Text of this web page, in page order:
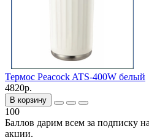
Термос Peacock ATS-400W белый
4820р.
В корзину
100
Баллов дарим всем за подписку
акции.